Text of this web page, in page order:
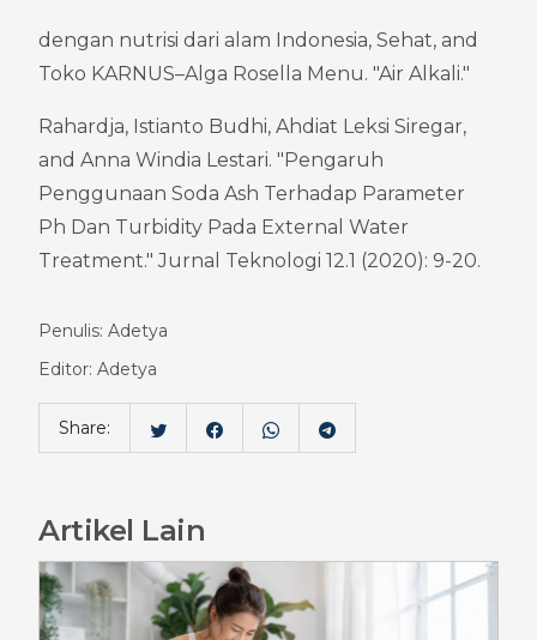
dengan nutrisi dari alam Indonesia, Sehat, and
Toko KARNUS–Alga Rosella Menu. "Air Alkali."
Rahardja, Istianto Budhi, Ahdiat Leksi Siregar,
and Anna Windia Lestari. "Pengaruh
Penggunaan Soda Ash Terhadap Parameter
Ph Dan Turbidity Pada External Water
Treatment." Jurnal Teknologi 12.1 (2020): 9-20.
Penulis: Adetya
Editor: Adetya
Share:
Artikel Lain